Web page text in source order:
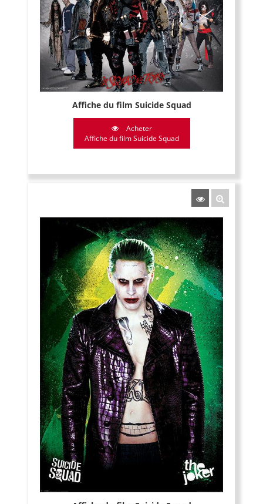
Affiche du film Suicide Squad
Acheter
Affiche du film Suicide Squad